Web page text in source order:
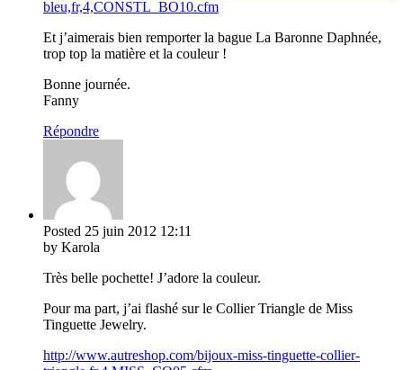
bleu,fr,4,CONSTL_BO10.cfm
Et j’aimerais bien remporter la bague La Baronne Daphnée,
trop top la matière et la couleur !
Bonne journée.
Fanny
Répondre
Posted 25 juin 2012 12:11
by Karola
Très belle pochette! J’adore la couleur.
Pour ma part, j’ai flashé sur le Collier Triangle de Miss
Tinguette Jewelry.
http://www.autreshop.com/bijoux-miss-tinguette-collier-